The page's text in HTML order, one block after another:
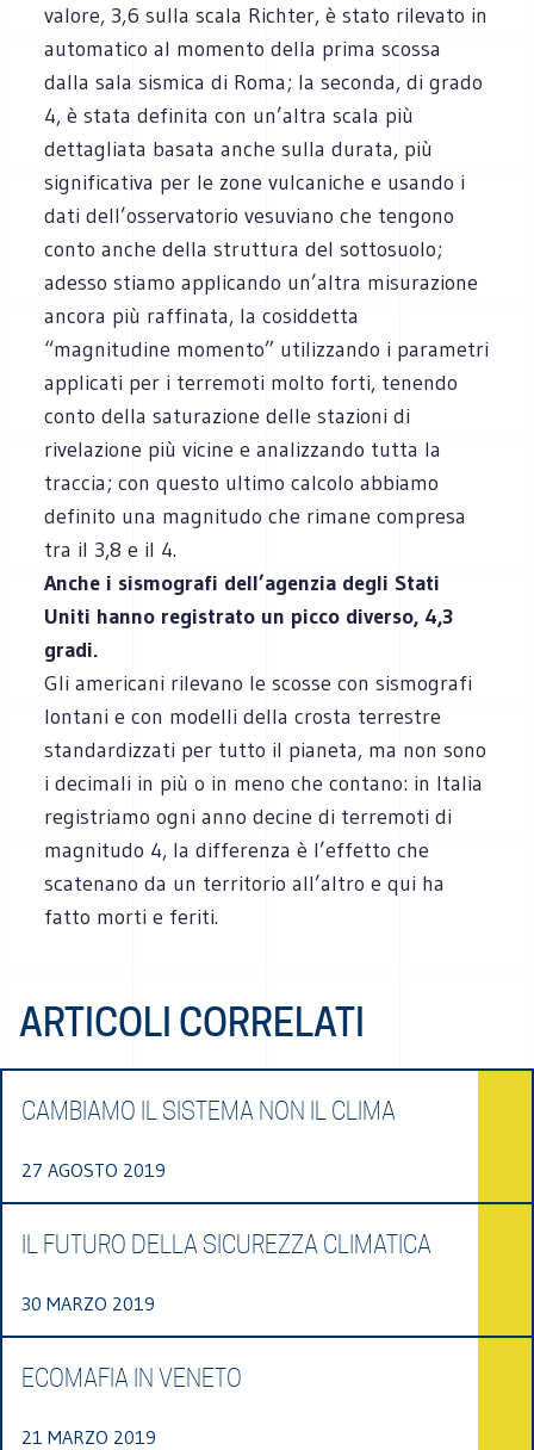
valore, 3,6 sulla scala Richter, è stato rilevato in
automatico al momento della prima scossa
dalla sala sismica di Roma; la seconda, di grado
4, è stata definita con un’altra scala più
dettagliata basata anche sulla durata, più
significativa per le zone vulcaniche e usando i
dati dell’osservatorio vesuviano che tengono
conto anche della struttura del sottosuolo;
adesso stiamo applicando un’altra misurazione
ancora più raffinata, la cosiddetta
“magnitudine momento” utilizzando i parametri
applicati per i terremoti molto forti, tenendo
conto della saturazione delle stazioni di
rivelazione più vicine e analizzando tutta la
traccia; con questo ultimo calcolo abbiamo
definito una magnitudo che rimane compresa
tra il 3,8 e il 4.
Anche i sismografi dell’agenzia degli Stati
Uniti hanno registrato un picco diverso, 4,3
gradi.
Gli americani rilevano le scosse con sismografi
lontani e con modelli della crosta terrestre
standardizzati per tutto il pianeta, ma non sono
i decimali in più o in meno che contano: in Italia
registriamo ogni anno decine di terremoti di
magnitudo 4, la differenza è l’effetto che
scatenano da un territorio all’altro e qui ha
fatto morti e feriti.
ARTICOLI CORRELATI
CAMBIAMO IL SISTEMA NON IL CLIMA
27 AGOSTO 2019
IL FUTURO DELLA SICUREZZA CLIMATICA
30 MARZO 2019
ECOMAFIA IN VENETO
21 MARZO 2019